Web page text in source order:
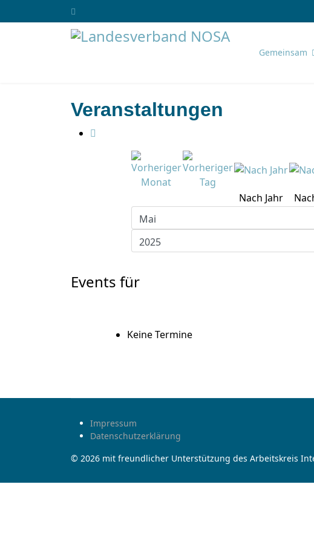
Gemeinsam
Veranstaltungen
Nach Jahr
Events für
Keine Termine
Impressum
Datenschutzerklärung
© 2026 mit freundlicher Unterstützung des Arbeitskreis